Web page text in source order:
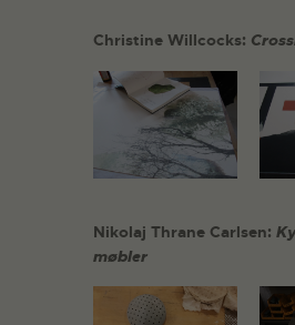
Christine Willcocks:
Nikolaj Thrane Carlsen:
møbler